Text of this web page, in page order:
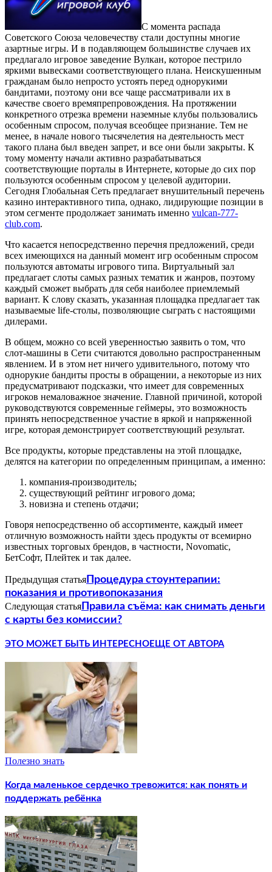
С момента распада
Советского Союза человечеству стали доступны многие
азартные игры. И в подавляющем большинстве случаев их
предлагало игровое заведение Вулкан, которое пестрило
яркими вывесками соответствующего плана. Неискушенным
гражданам было непросто устоять перед однорукими
бандитами, поэтому они все чаще рассматривали их в
качестве своего времяпрепровождения. На протяжении
конкретного отрезка времени наземные клубы пользовались
особенным спросом, получая всеобщее признание. Тем не
менее, в начале нового тысячелетия на деятельность мест
такого плана был введен запрет, и все они были закрыты. К
тому моменту начали активно разрабатываться
соответствующие порталы в Интернете, которые до сих пор
пользуются особенным спросом у целевой аудитории.
Сегодня Глобальная Сеть предлагает внушительный перечень
казино интерактивного типа, однако, лидирующие позиции в
этом сегменте продолжает занимать именно vulcan-777-
club.com.
Что касается непосредственно перечня предложений, среди
всех имеющихся на данный момент игр особенным спросом
пользуются автоматы игрового типа. Виртуальный зал
предлагает слоты самых разных тематик и жанров, поэтому
каждый сможет выбрать для себя наиболее приемлемый
вариант. К слову сказать, указанная площадка предлагает так
называемые life-столы, позволяющие сыграть с настоящими
дилерами.
В общем, можно со всей уверенностью заявить о том, что
слот-машины в Сети считаются довольно распространенным
явлением. И в этом нет ничего удивительного, потому что
однорукие бандиты просты в обращении, а некоторые из них
предусматривают подсказки, что имеет для современных
игроков немаловажное значение. Главной причиной, которой
руководствуются современные геймеры, это возможность
принять непосредственное участие в яркой и напряженной
игре, которая демонстрирует соответствующий результат.
Все продукты, которые представлены на этой площадке,
делятся на категории по определенным принципам, а именно:
компания-производитель;
существующий рейтинг игрового дома;
новизна и степень отдачи;
Говоря непосредственно об ассортименте, каждый имеет
отличную возможность найти здесь продукты от всемирно
известных торговых брендов, в частности, Novomatic,
БетСофт, Плейтек и так далее.
Предыдущая статья Процедура стоунтерапии:
показания и противопоказания
Следующая статья Правила съёма: как снимать деньги
с карты без комиссии?
ЭТО МОЖЕТ БЫТЬ ИНТЕРЕСНО ЕЩЕ ОТ АВТОРА
Полезно знать
Когда маленькое сердечко тревожится: как понять и
поддержать ребёнка